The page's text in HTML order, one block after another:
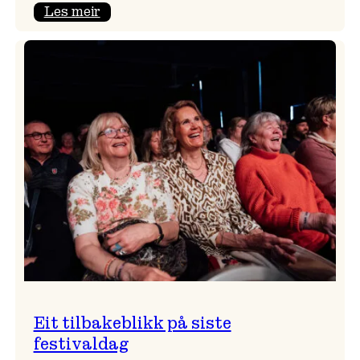
Les meir:
Eit tilbakeblikk på siste
festivaldag